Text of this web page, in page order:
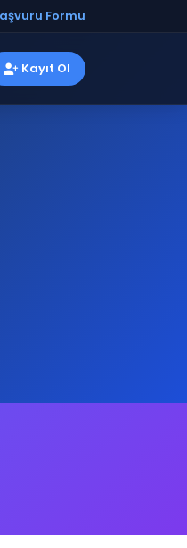
Formu
Kayıt Ol